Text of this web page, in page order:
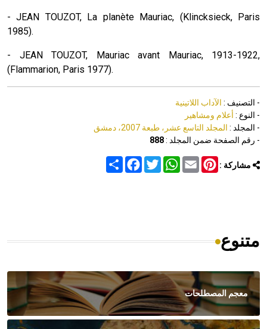
- JEAN TOUZOT, La planète Mauriac, (Klincksieck, Paris
1985).
- JEAN TOUZOT, Mauriac avant Mauriac, 1913-1922,
(Flammarion, Paris 1977).
- التصنيف : الآداب اللاتينية
- النوع : أعلام ومشاهير
- المجلد : المجلد التاسع عشر، طبعة 2007، دمشق
- رقم الصفحة ضمن المجلد :888
مشاركة : Share
FacebookTwitter
WhatsAppEmail
Pinterest
متنوع
معجم المصطلحات